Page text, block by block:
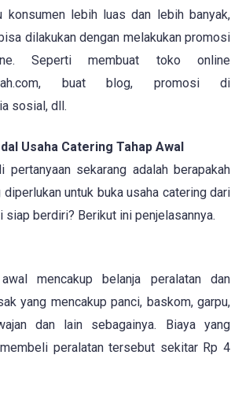
konsumen lebih luas dan lebih banyak,
dilakukan dengan melakukan promosi
Seperti membuat toko online
buat blog, promosi di
sosial, dll.
Usaha Catering Tahap Awal
pertanyaan sekarang adalah berapakah
untuk buka usaha catering dari
siap berdiri? Berikut ini penjelasannya.
mencakup belanja peralatan dan
yang mencakup panci, baskom, garpu,
dan lain sebagainya. Biaya yang
peralatan tersebut sekitar Rp 4